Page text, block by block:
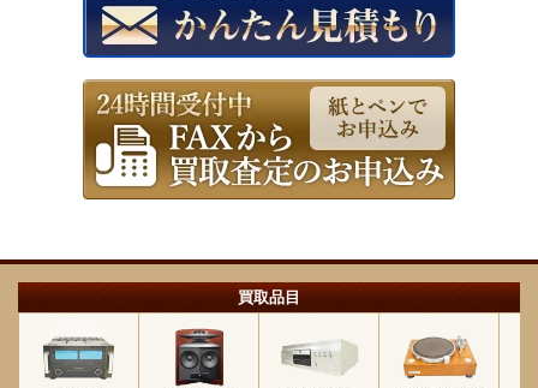
買取品目